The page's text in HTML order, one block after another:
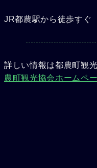
JR都農駅から徒歩すぐ
詳しい情報は都農町観
農町観光協会ホームペ